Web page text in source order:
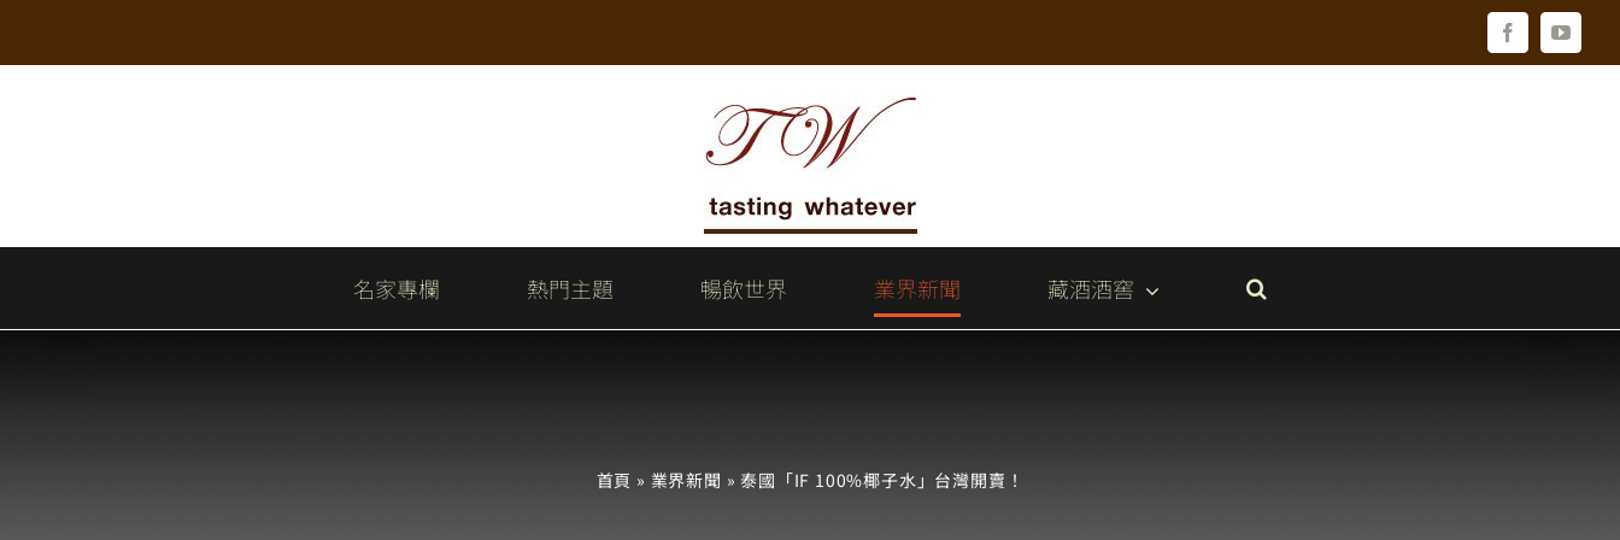
to
Facebook
名家專欄 熱門主題 暢飲世界 業界新聞 藏酒酒窖
首頁 » 業界新聞 »泰國「IF 100%椰子水」台灣開賣！